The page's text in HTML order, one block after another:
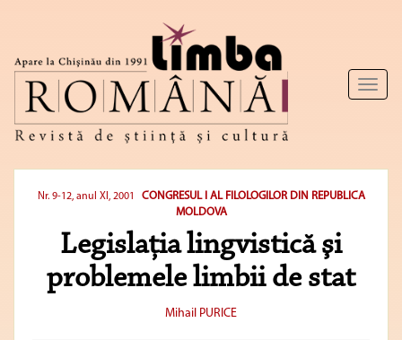
Toggle
Nr. 9-12, anul XI, 2001
CONGRESUL I AL FILOLOGILOR DIN REPUBLICA
MOLDOVA
Legislaţia lin­gvistică şi
problemele limbii de stat
Mihail PURICE